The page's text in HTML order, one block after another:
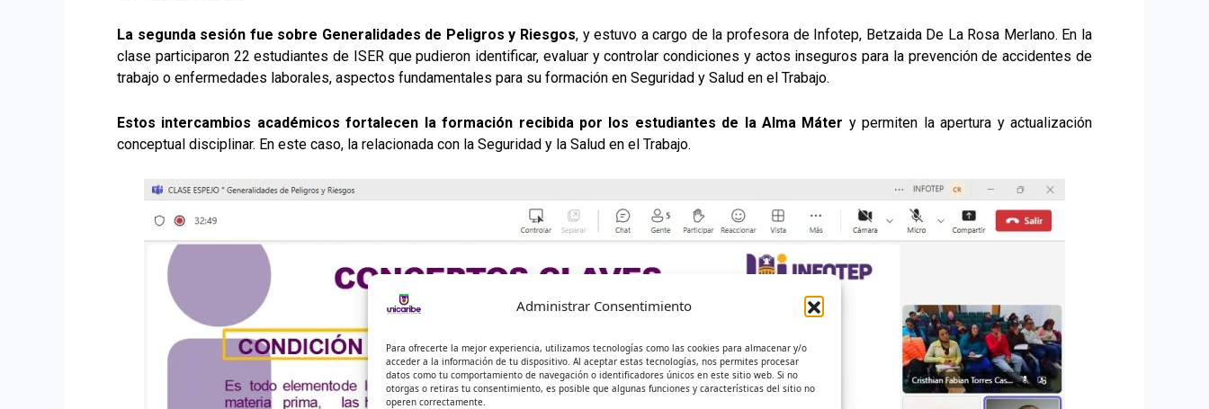
Administrar Consentimiento
Para ofrecerte la mejor experiencia, utilizamos tecnologías como las cookies para almacenar y/o
acceder a la información de tu dispositivo. Al aceptar estas tecnologías, nos permites procesar
datos como tu comportamiento de navegación o identificadores únicos en este sitio web. Si no
otorgas o retiras tu consentimiento, es posible que algunas funciones y características del sitio no
operen correctamente.
La segunda sesión fue sobre Generalidades de Peligros y Riesgos, y estuvo a cargo de la profesora de Infotep, Betzaida De La Rosa Merlano. En la
clase participaron 22 estudiantes de ISER que pudieron identificar, evaluar y controlar condiciones y actos inseguros para la prevención de accidentes de
trabajo o enfermedades laborales, aspectos fundamentales para su formación en Seguridad y Salud en el Trabajo.
Estos intercambios académicos fortalecen la formación recibida por los estudiantes de la Alma Máter y permiten la apertura y actualización
conceptual disciplinar. En este caso, la relacionada con la Seguridad y la Salud en el Trabajo.